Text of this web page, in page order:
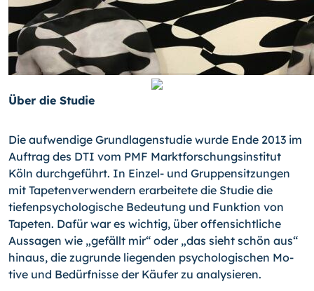
Über die Studie
Die aufwendige Grundlagenstudie wurde Ende 2013 im
Auftrag des DTI vom PMF Marktforschungsinstitut
Köln durchgeführt. In Einzel- und Gruppensitzungen
mit Tape­tenverwendern erarbeitete die Studie die
tiefenpsychologische Bedeutung und Funk­tion von
Tapeten. Dafür war es wichtig, über offensichtliche
Aussagen wie „gefällt mir“ oder „das sieht schön aus“
hinaus, die zugrunde liegenden psychologischen Mo­
tive und Bedürfnisse der Käufer zu analysieren.